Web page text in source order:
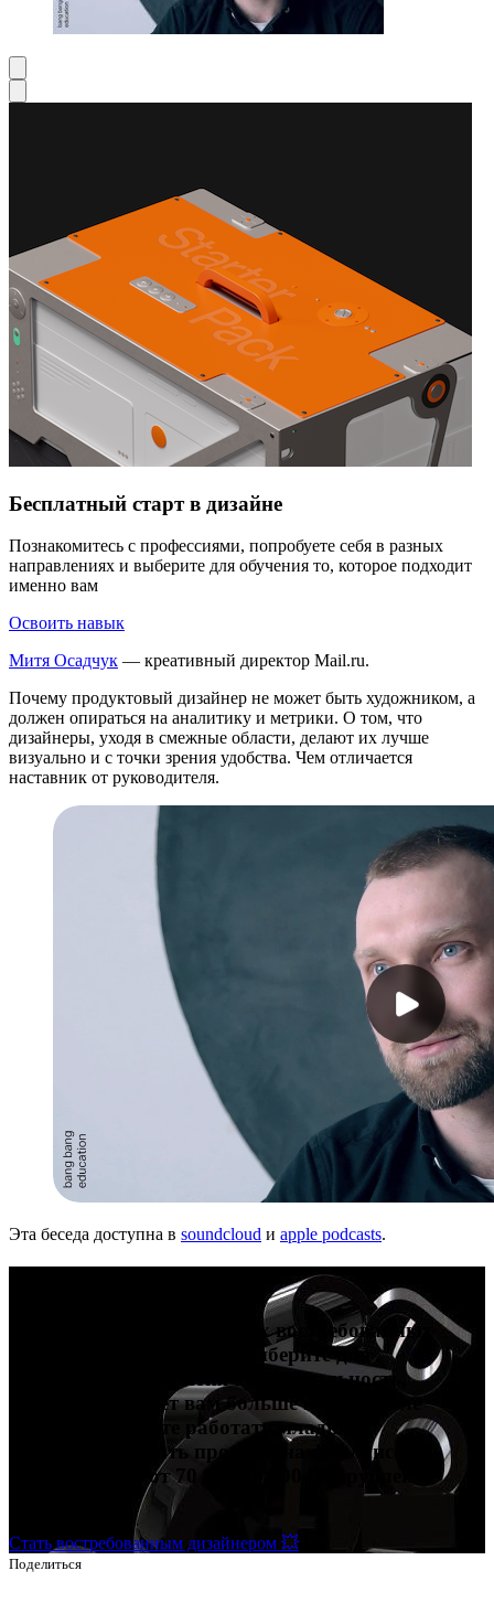
Бесплатный старт в дизайне
Познакомитесь с профессиями, попробуете себя в разных
направлениях и выберите для обучения то, которое подходит
именно вам
Освоить навык
Митя Осадчук — креативный директор Mail.ru.
Почему продуктовый дизайнер не может быть художником, а
должен опираться на аналитику и метрики. О том, что
дизайнеры, уходя в смежные области, делают их лучше
визуально и с точки зрения удобства. Чем отличается
наставник от руководителя.
Эта беседа доступна в soundcloud и apple podcasts.
Попробуйте себя в четырех востребованных
профессиях в дизайне и выберите для
дальнейшего развития ту специальность,
которая подойдет вам больше всего. После
обучения сможете работать младшим
дизайнером, брать проекты на фрилансе и
зарабатывать от 70 000 до 200 000 рублей и
Стать востребованным дизайнером 💥
Поделиться